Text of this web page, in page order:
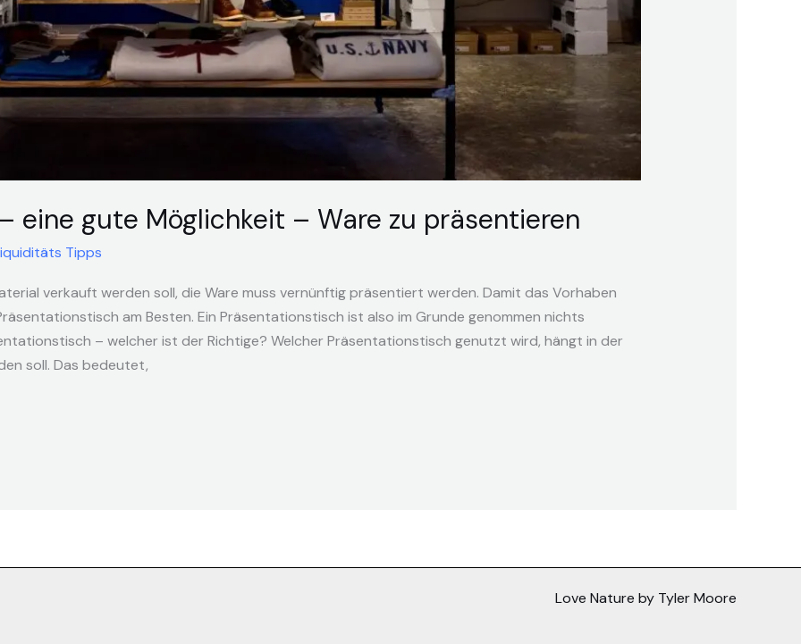
eine gute Möglichkeit – Ware zu präsentieren
Tipps
verkauft werden soll, die Ware muss vernünftig präsentiert werden. Damit das Vorhaben
am Besten. Ein Präsentationstisch ist also im Grunde genommen nichts
– welcher ist der Richtige? Welcher Präsentationstisch genutzt wird, hängt in der
soll. Das bedeutet,
Love Nature by Tyler Moore